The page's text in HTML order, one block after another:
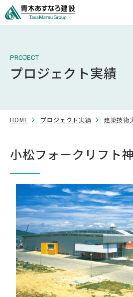
PROJECT
プロジェクト実績
HOME プロジェクト実績 建築技術
小松フォークリフト